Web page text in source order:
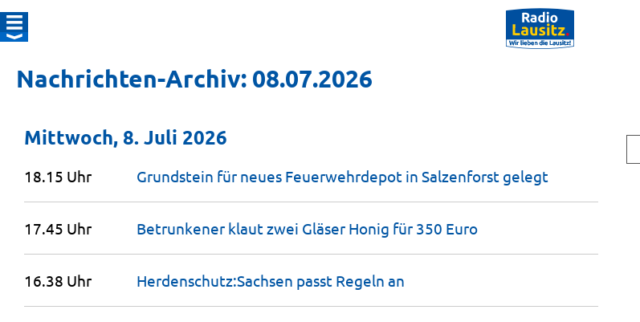
Nachrichten-Archiv: 08.07.2026
Mittwoch, 8. Juli 2026
18.15 Uhr Grundstein für neues Feuerwehrdepot in Salzenforst gelegt
17.45 Uhr Betrunkener klaut zwei Gläser Honig für 350 Euro
16.38 Uhr Herdenschutz:Sachsen passt Regeln an